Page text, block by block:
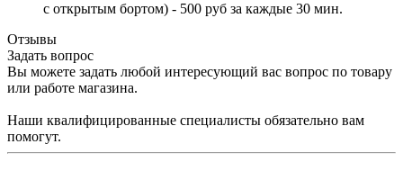
с открытым бортом) - 500 руб за каждые 30 мин.
Отзывы
Задать вопрос
Вы можете задать любой интересующий вас вопрос по товару
или работе магазина.
Наши квалифицированные специалисты обязательно вам
помогут.